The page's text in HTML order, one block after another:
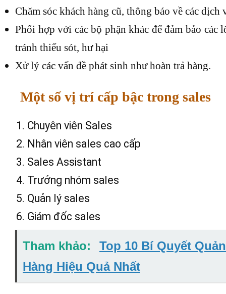
Chăm sóc khách hàng cũ, thông báo về các
Phối hợp với các bộ phận khác để đảm bảo các
tránh thiếu sót, hư hại
Xử lý các vấn đề phát sinh như hoàn trả hàng.
Một số vị trí cấp bậc trong sales
Chuyên viên Sales
Nhân viên sales cao cấp
Sales Assistant
Trưởng nhóm sales
Quản lý sales
Giám đốc sales
Tham khảo:
Top 10 Bí Quyết
Hàng Hiệu Quả Nhất